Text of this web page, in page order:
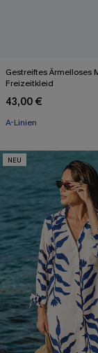
Gestreiftes Ärmelloses
Freizeitkleid
43,00 €
A-Linien
NEU